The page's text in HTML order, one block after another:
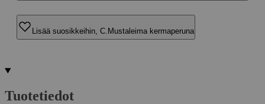
Lisää suosikkeihin, C.Mustaleima kermaperuna
Tuotetiedot